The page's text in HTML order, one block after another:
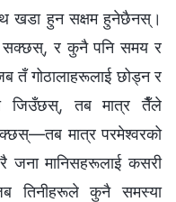
खडा हुन सक्षम हुनेछैनस्।
सक्छस्, र कुनै पनि समय र
तँ गोठालाहरूलाई छोड्न र
जिउँछस्, तब मात्र तैँले
मात्र परमेश्‍वरको
जना मानिसहरूलाई कसरी
तिनीहरूले कुनै समस्या